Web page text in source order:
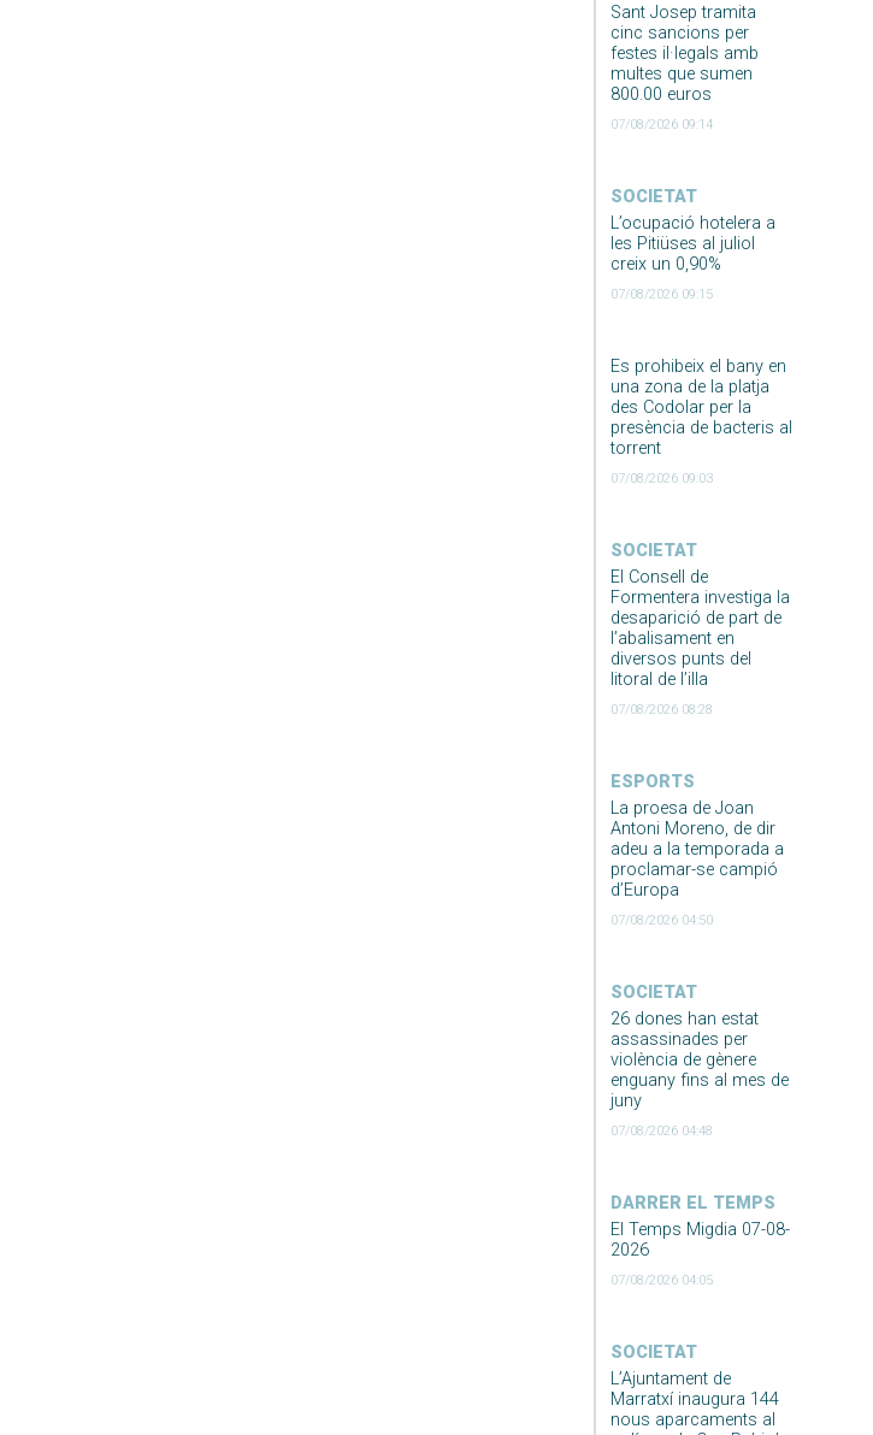
Sant Josep tramita
cinc sancions per
festes il·legals amb
multes que sumen
800.00 euros
07/08/2026 09:14
SOCIETAT
L’ocupació hotelera a
les Pitiüses al juliol
creix un 0,90%
07/08/2026 09:15
Es prohibeix el bany en
una zona de la platja
des Codolar per la
presència de bacteris al
torrent
07/08/2026 09:03
SOCIETAT
El Consell de
Formentera investiga la
desaparició de part de
l’abalisament en
diversos punts del
litoral de l’illa
07/08/2026 08:28
ESPORTS
La proesa de Joan
Antoni Moreno, de dir
adeu a la temporada a
proclamar-se campió
d’Europa
07/08/2026 04:50
SOCIETAT
26 dones han estat
assassinades per
violència de gènere
enguany fins al mes de
juny
07/08/2026 04:48
DARRER EL TEMPS
El Temps Migdia 07-08-
2026
07/08/2026 04:05
SOCIETAT
L’Ajuntament de
Marratxí inaugura 144
nous aparcaments al